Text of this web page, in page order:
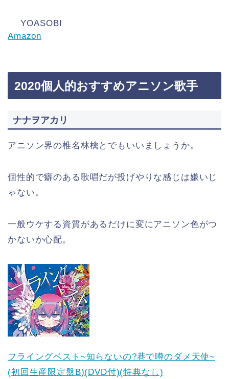
YOASOBI
Amazon
2020個人的おすすめアニソン歌手
ナナヲアカリ
アニソン界の椎名林檎とでもいいましょうか。
個性的で癖のある歌唱だが投げやりな感じは嫌いじ
ゃない。
一般ウケする資質があるだけに変にアニソン色がつ
かないか心配。
フライングベスト~知らないの?巷で噂のダメ天使~
(初回生産限定盤B)(DVD付)(特典なし)